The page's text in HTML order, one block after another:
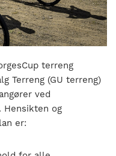
terreng
Terreng (GU terreng)
ved
Hensikten og
er: